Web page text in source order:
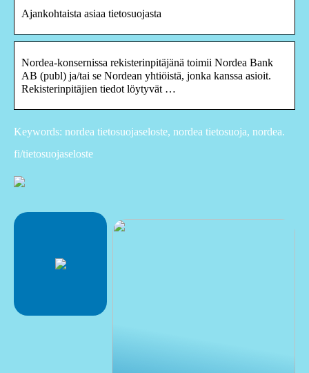
Ajankohtaista asiaa tietosuojasta
Nordea-konsernissa rekisterinpitäjänä toimii Nordea Bank
AB (publ) ja/tai se Nordean yhtiöistä, jonka kanssa asioit.
Rekisterinpitäjien tiedot löytyvät …
Keywords: nordea tietosuojaseloste, nordea tietosuoja, nordea.
fi/tietosuojaseloste